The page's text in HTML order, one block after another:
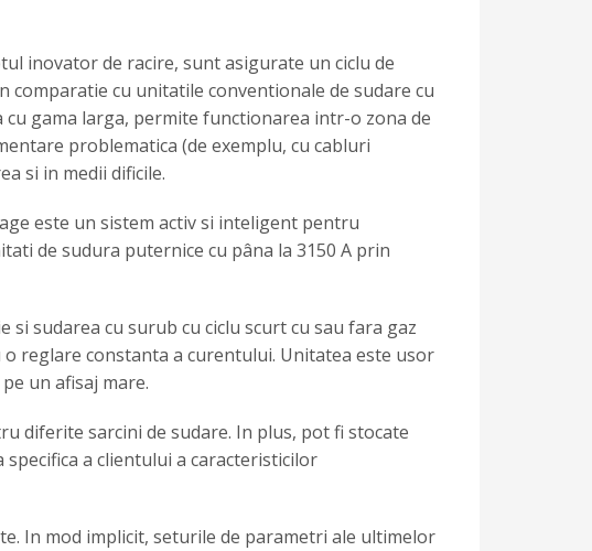
inovator de racire, sunt asigurate un ciclu de
comparatie cu unitatile conventionale de sudare cu
gama larga, permite functionarea intr-o zona de
problematica (de exemplu, cu cabluri
si in medii dificile.
este un sistem activ si inteligent pentru
de sudura puternice cu pâna la 3150 A prin
sudarea cu surub cu ciclu scurt cu sau fara gaz
reglare constanta a curentului. Unitatea este usor
un afisaj mare.
diferite sarcini de sudare. In plus, pot fi stocate
a clientului a caracteristicilor
In mod implicit, seturile de parametri ale ultimelor